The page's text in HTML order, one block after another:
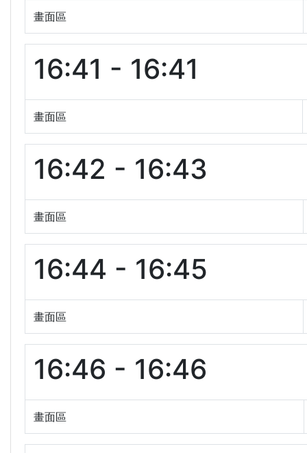
畫面區
16:41 - 16:41
畫面區
16:42 - 16:43
畫面區
16:44 - 16:45
畫面區
16:46 - 16:46
畫面區